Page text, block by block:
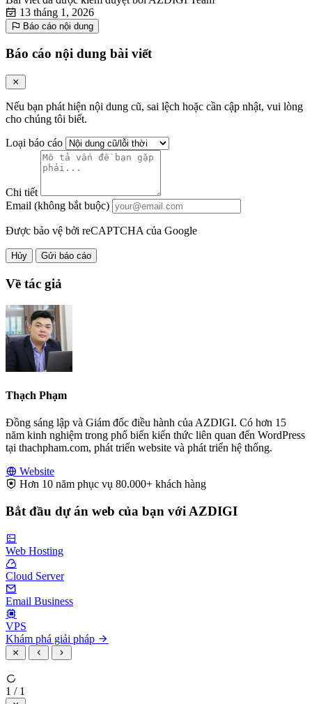
13 tháng 1, 2026
Báo cáo nội dung
Báo cáo nội dung bài viết
Nếu bạn phát hiện nội dung cũ, sai lệch hoặc cần cập nhật, vui lòng
cho chúng tôi biết.
Loại báo cáo
Chi tiết
Email (không bắt buộc)
Được bảo vệ bởi reCAPTCHA của Google
Hủy Gửi báo cáo
Về tác giả
Thạch Phạm
Đồng sáng lập và Giám đốc điều hành của AZDIGI. Có hơn 15
năm kinh nghiệm trong phổ biến kiến thức liên quan đến WordPress
tại thachpham.com, phát triển website và phát triển hệ thống.
Website
Hơn 10 năm phục vụ 80.000+ khách hàng
Bắt đầu dự án web của bạn với AZDIGI
Web Hosting
Cloud Server
Email Business
VPS
Khám phá giải pháp
1 / 1